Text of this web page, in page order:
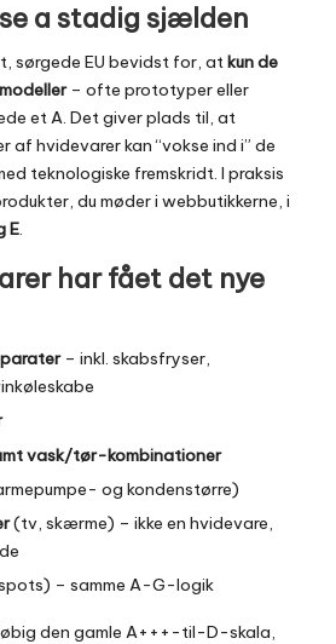
a stadig sjælden
sørgede EU bevidst for, atkun de
– ofte prototyper eller
et A. Det giver plads til, at
af hvidevarer kan “vokse ind i” de
teknologiske fremskridt. I praksis
du møder i webbutikkerne, i
E.
har fået det nye
– inkl. skabsfryser,
vask/tør-kombinationer
og kondenstørre)
(tv, skærme) – ikke en hvidevare,
– samme A-G-logik
den gamle A+++-til-D-skala,